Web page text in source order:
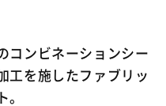
コンビネーションシー
工を施したファブリッ
。